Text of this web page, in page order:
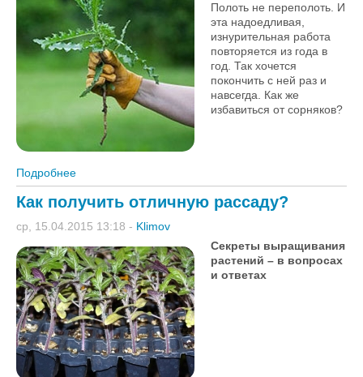
Полоть не переполоть. И
эта надоедливая,
изнурительная работа
повторяется из года в
год. Так хочется
покончить с ней раз и
навсегда. Как же
избавиться от сорняков?
Подробнее
Как получить отличную рассаду?
ср, 15.04.2015 13:18 - Klimov
Секреты выращивания
растений – в вопросах
и ответах